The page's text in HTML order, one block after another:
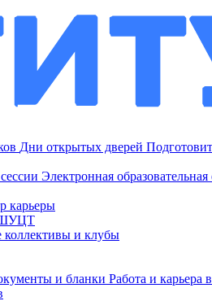
Дни открытых дверей
Электронная образовательная
карьеры
ШУЦТ
коллективы и клубы
и бланки Работа и